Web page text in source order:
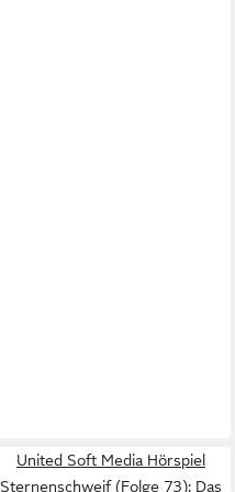
United Soft Media Hörspiel
Sternenschweif (Folge 73): Das